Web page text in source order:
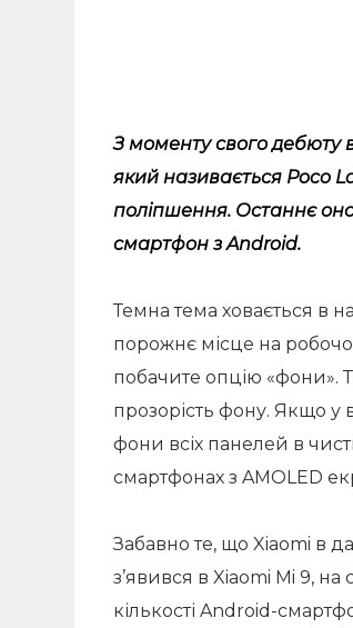
З моменту свого дебюту
який називається Poco
поліпшення. Останнє
смартфон з Android.
Темна тема ховається в
порожнє місце на
побачите опцію «фони».
прозорість фону. Якщо у
фони всіх панелей в
смартфонах з AMOLED
Забавно те, що Xiaomi в
з’явився в Xiaomi Mi 9,
кількості Android-